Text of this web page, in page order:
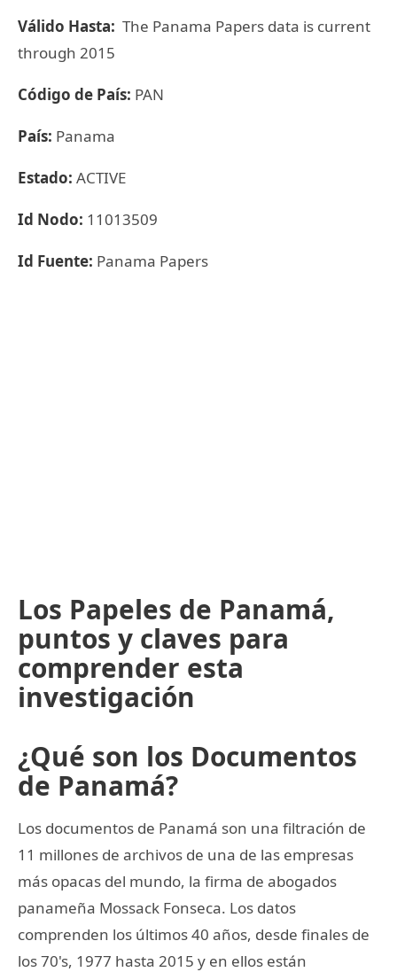
Válido Hasta: The Panama Papers data is current
through 2015
Código de País: PAN
País: Panama
Estado: ACTIVE
Id Nodo: 11013509
Id Fuente: Panama Papers
Los Papeles de Panamá,
puntos y claves para
comprender esta
investigación
¿Qué son los Documentos
de Panamá?
Los documentos de Panamá son una filtración de
11 millones de archivos de una de las empresas
más opacas del mundo, la firma de abogados
panameña Mossack Fonseca. Los datos
comprenden los últimos 40 años, desde finales de
los 70's, 1977 hasta 2015 y en ellos están